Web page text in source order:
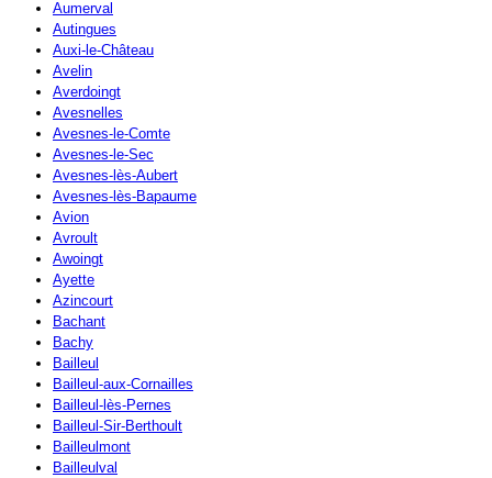
Aumerval
Autingues
Auxi-le-Château
Avelin
Averdoingt
Avesnelles
Avesnes-le-Comte
Avesnes-le-Sec
Avesnes-lès-Aubert
Avesnes-lès-Bapaume
Avion
Avroult
Awoingt
Ayette
Azincourt
Bachant
Bachy
Bailleul
Bailleul-aux-Cornailles
Bailleul-lès-Pernes
Bailleul-Sir-Berthoult
Bailleulmont
Bailleulval